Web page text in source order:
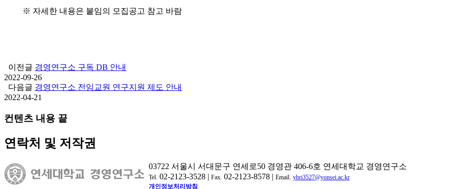
※ 자세한 내용은 붙임의 모집공고 참고 바람
이전글 경영연구소 구독 DB 안내
2022-09-26
다음글 경영연구소 전임교원 연구지원 제도 안내
2022-04-21
컨텐츠 내용 끝
연락처 및 저작권
03722 서울시 서대문구 연세로50 경영관 406-6호 연세대학교 경영연구소
Tel. 02-2123-3528 | Fax. 02-2123-8578 | Email. ybri3527@yonsei.ac.kr
개인정보처리방침